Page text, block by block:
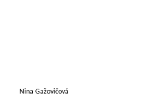
Nina Gažovičová